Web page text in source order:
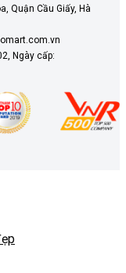
Quận Cầu Giấy, Hà
Ngày cấp: